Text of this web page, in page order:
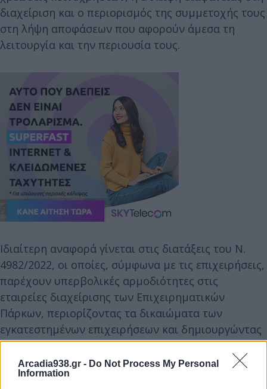
Arcadia938.gr - Do Not Process My Personal
Information
διαχείριση και ο περιορισμός της συμμετοχής τους
στη λήψη αποφάσεων που αφορούν άμεσα τη
λειτουργία και την περιουσία τους.
Ιδιαίτερη αναφορά γίνεται στις διατάξεις του Ν.
4982/2022, οι οποίες, σύμφωνα με τις επιχειρήσεις,
παρέχουν υπερβολικές αρμοδιότητες στις
εταιρείες διαχείρισης των Επιχειρηματικών
Πάρκων, περιορίζοντας τα δικαιώματα των
εγκατεστημένων επιχειρήσεων και δημιουργώντας
συνθήκες που λειτουργούν αποτρεπτικά για νέες
επενδύσεις.